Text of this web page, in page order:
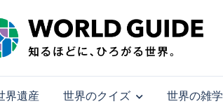
界遺産 世界のクイズ 世界の雑学